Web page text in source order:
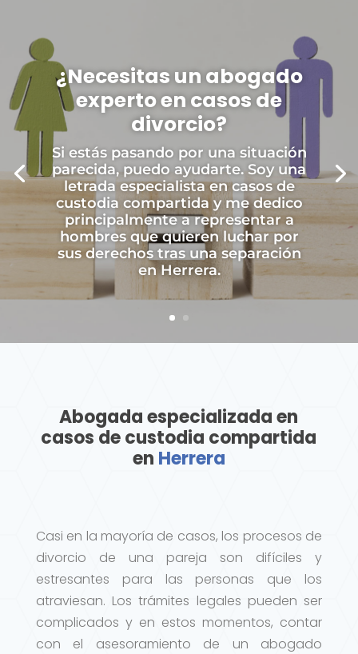
¿Necesitas un abogado
experto en casos de
divorcio?
Si estás pasando por una situación
parecida, puedo ayudarte. Soy una
letrada especialista en casos de
custodia compartida y me dedico
principalmente a representar a
hombres que quieren luchar por
sus derechos tras una separación
en Herrera.
Abogada especializada en
casos de custodia compartida
en Herrera
Casi en la mayoría de casos, los procesos de
divorcio de una pareja son difíciles y
estresantes para las personas que los
atraviesan. Los trámites legales pueden ser
complicados y en estos momentos, contar
con el asesoramiento de un abogado